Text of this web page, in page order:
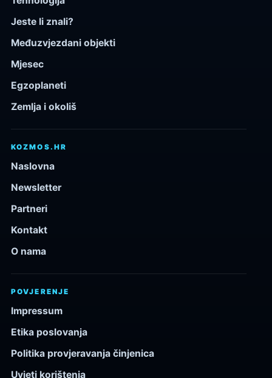
Jeste li znali?
Međuzvjezdani objekti
Mjesec
Egzoplaneti
Zemlja i okoliš
KOZMOS.HR
Naslovna
Newsletter
Partneri
Kontakt
O nama
POVJERENJE
Impressum
Etika poslovanja
Politika provjeravanja činjenica
Uvjeti korištenja